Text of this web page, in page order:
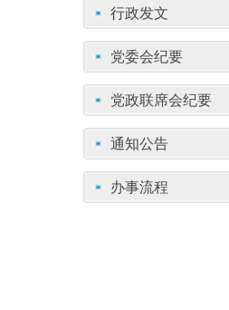
行政发文
党委会纪要
党政联席会纪要
通知公告
办事流程